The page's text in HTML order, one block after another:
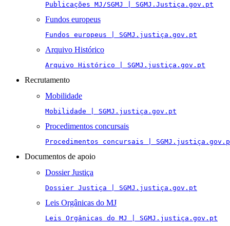
Publicações MJ/SGMJ | SGMJ.Justiça.gov.pt
Fundos europeus
Fundos europeus | SGMJ.justiça.gov.pt
Arquivo Histórico
Arquivo Histórico | SGMJ.justiça.gov.pt
Recrutamento
Mobilidade
Mobilidade | SGMJ.justiça.gov.pt
Procedimentos concursais
Procedimentos concursais |
Documentos de apoio
Dossier Justiça
Dossier Justiça | SGMJ.justiça.gov.pt
Leis Orgânicas do MJ
Leis Orgânicas do MJ | SGMJ.justiça.gov.pt